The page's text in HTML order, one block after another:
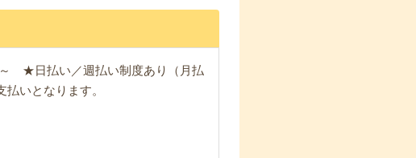
★日払い／週払い制度あり（月払
いとなります。